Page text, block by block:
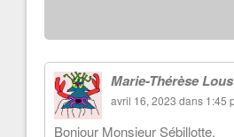
Marie-Thérèse
avril 16, 2023 dans 1:45
Bonjour Monsieur Sébillotte,